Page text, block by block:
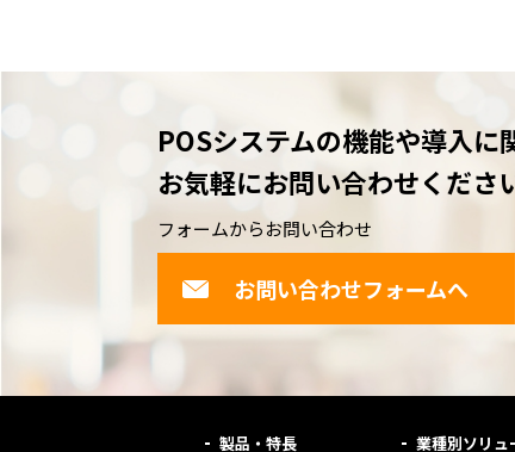
POSシステムの機能や導入に
お気軽にお問い合わせくださ
フォームからお問い合わせ
お問い合わせフォームへ
製品・特長 業種別ソリュ